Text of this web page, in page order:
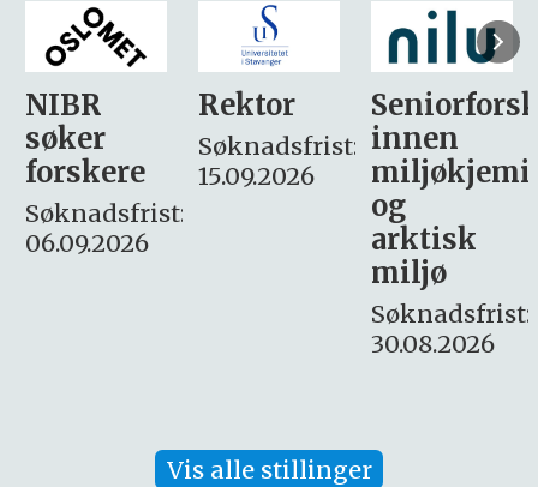
Rektor
Søknadsfrist:
15.09.2026
Seniorforsker
innen
miljøkjemi
søker
– fast
Søknadsfrist:
16. august.
Vis alle stillinger